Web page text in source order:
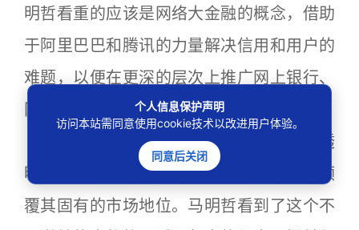
明哲看重的应该是网络大金融的概念，借助
于阿里巴巴和腾讯的力量解决信用和用户的
难题，以便在更深的层次上推广网上银行、
网上保险等业务。
洪波表示，传统保险业其实是个信息透
明度很低的行业，一旦互联网技术进入会颠
覆其固有的市场地位。马明哲看到了这个不
个人信息保护声明
访问本站需同意使用cookie技术以改进用户体验。
同意后关闭